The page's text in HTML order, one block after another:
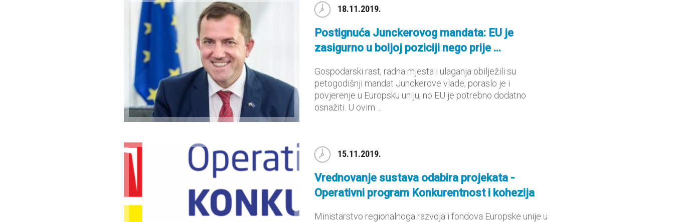
18.11.2019.
Postignuća Junckerovog mandata: EU je
zasigurno u boljoj poziciji nego prije ...
Gospodarski rast, radna mjesta i ulaganja obilježili su
petogodišnji mandat Junckerove vlade, poraslo je i
povjerenje u Europsku uniju, no EU je potrebno dodatno
osnažiti. U ovim ...
15.11.2019.
Vrednovanje sustava odabira projekata -
Operativni program Konkurentnost i kohezija
Ministarstvo regionalnoga razvoja i fondova Europske unije u